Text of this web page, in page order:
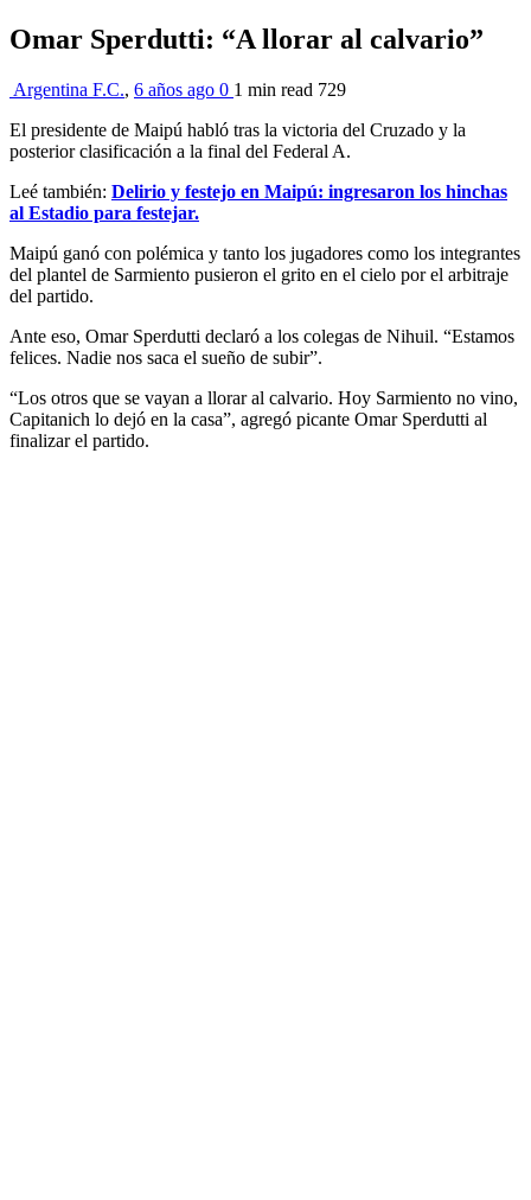
Omar Sperdutti: “A llorar al calvario”
Argentina F.C., 6 años ago 0 1 min read 729
El presidente de Maipú habló tras la victoria del Cruzado y la
posterior clasificación a la final del Federal A.
Leé también: Delirio y festejo en Maipú: ingresaron los hinchas
al Estadio para festejar.
Maipú ganó con polémica y tanto los jugadores como los integrantes
del plantel de Sarmiento pusieron el grito en el cielo por el arbitraje
del partido.
Ante eso, Omar Sperdutti declaró a los colegas de Nihuil. “Estamos
felices. Nadie nos saca el sueño de subir”.
“Los otros que se vayan a llorar al calvario. Hoy Sarmiento no vino,
Capitanich lo dejó en la casa”, agregó picante Omar Sperdutti al
finalizar el partido.